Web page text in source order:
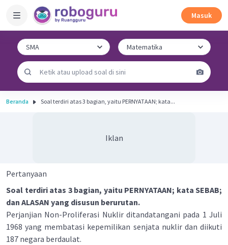
Masuk
Beranda Soal terdiri atas 3 bagian, yaitu PERNYATAAN; kata...
Iklan
Pertanyaan
Soal terdiri atas 3 bagian, yaitu PERNYATAAN; kata SEBAB;
dan ALASAN yang disusun berurutan.
Perjanjian Non-Proliferasi Nuklir ditandatangani pada 1 Juli
1968 yang membatasi kepemilikan senjata nuklir dan diikuti
187 negara berdaulat.